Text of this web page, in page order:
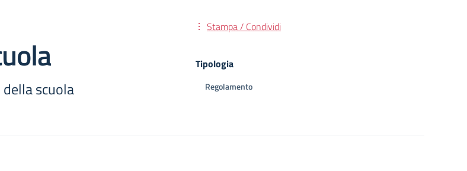
scuola
Stampa / Condividi
Tipologia
Regolamento